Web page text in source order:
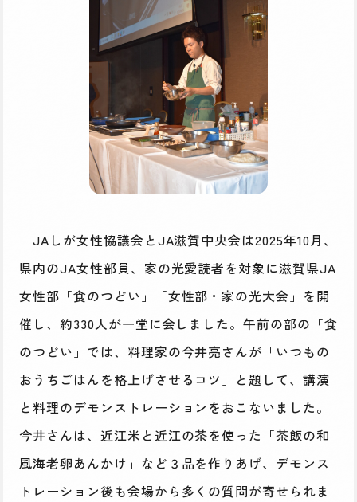
JAしが女性協議会とJA滋賀中央会は2025年10月、
県内のJA女性部員、家の光愛読者を対象に滋賀県JA
女性部「食のつどい」「女性部・家の光大会」を開
催し、約330人が一堂に会しました。午前の部の「食
のつどい」では、料理家の今井亮さんが「いつもの
おうちごはんを格上げさせるコツ」と題して、講演
と料理のデモンストレーションをおこないました。
今井さんは、近江米と近江の茶を使った「茶飯の和
風海老卵あんかけ」など３品を作りあげ、デモンス
トレーション後も会場から多くの質問が寄せられま